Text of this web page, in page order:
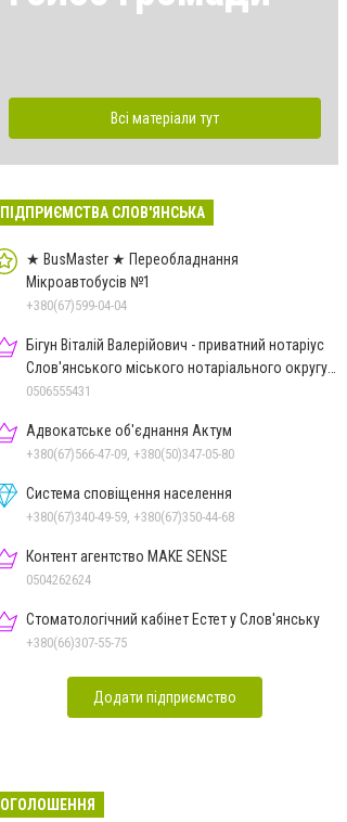
Всі матеріали тут
ПІДПРИЄМСТВА СЛОВ'ЯНСЬКА
★ BusMaster ★ Переобладнання
Мікроавтобусів №1
+380(67)599-04-04
Бігун Віталій Валерійович - приватний нотаріус
Слов'янського міського нотаріального округу
Дон.обл.
0506555431
Адвокатське об'єднання Актум
+380(67)566-47-09, +380(50)347-05-80
Система сповіщення населення
+380(67)340-49-59, +380(67)350-44-68
Контент агентство MAKE SENSE
0504262624
Стоматологічний кабінет Естет у Слов'янську
+380(66)307-55-75
Додати підприємство
ОГОЛОШЕННЯ